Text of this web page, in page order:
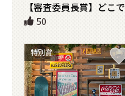
【審査委員長賞】どこで
も露店！マルシェ屋台
50
特別賞